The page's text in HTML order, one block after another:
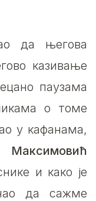
да његова
казивање
паузама
о томе
у кафанама,
и како је
да сажме